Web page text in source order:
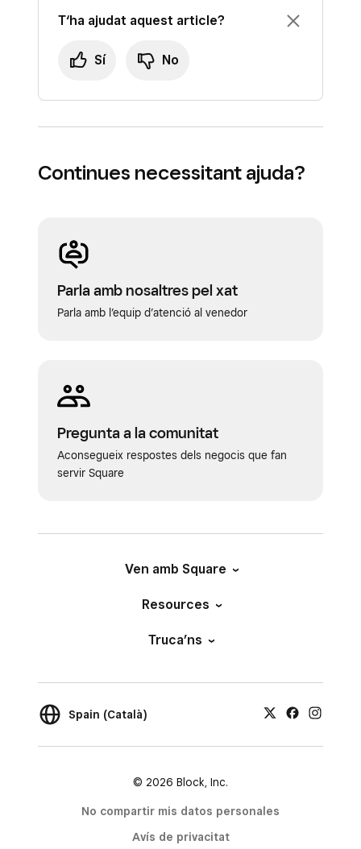
T‘ha ajudat aquest article?
Sí No
Continues necessitant ajuda?
Parla amb nosaltres pel xat
Parla amb l’equip d’atenció al venedor
Pregunta a la comunitat
Aconsegueix respostes dels negocis que fan
servir Square
Ven amb Square
Resources
Truca’ns
Spain (Català)
© 2026 Block, Inc.
No compartir mis datos personales
Avís de privacitat